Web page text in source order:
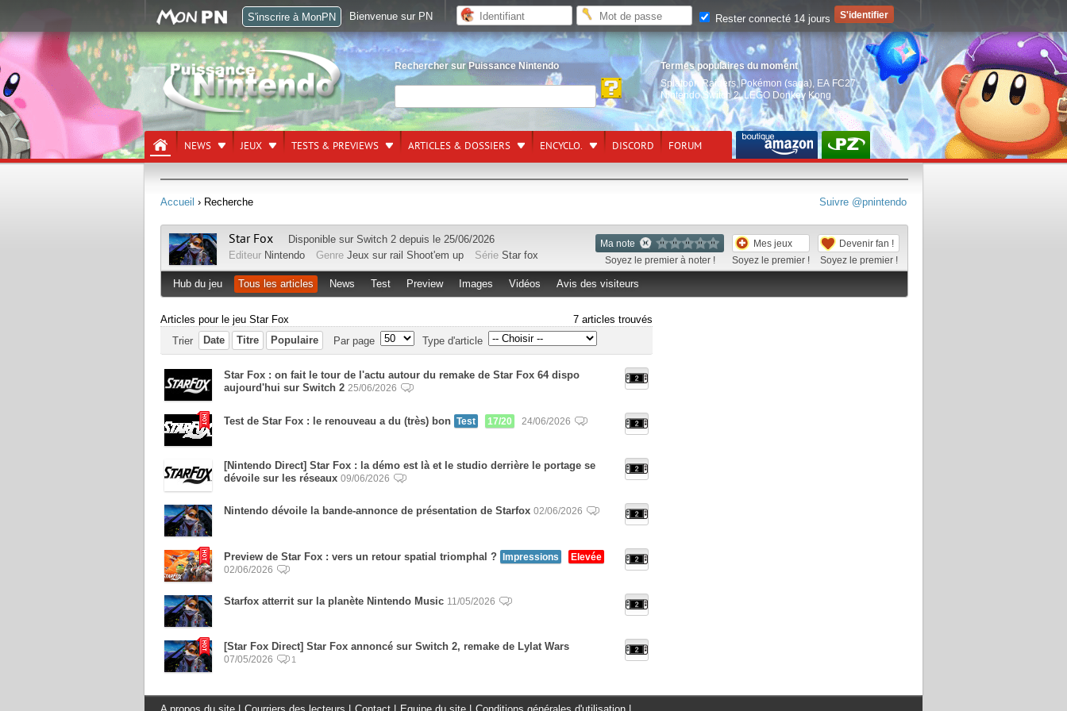
Rechercher sur Puissance Nintendo
Termes populaires du moment
Splatoon Raiders, Pokémon (saga) EA FC27,
Nintendo Switch 2,LEGO Donkey Kong
NEWS JEUX TESTS & PREVIEWS ARTICLES & DOSSIERS ENCYCLO. DISCORD FORUM
Suivre @pnintendo
Accueil › Recherche
Ma note
Soyez le premier à noter !
Mes jeux
Soyez le premier !
Devenir fan !
Soyez le premier !
Star Fox Disponible sur Switch 2 depuis le 25/06/2026
Editeur Nintendo Genre Jeux sur rail Shoot'em up Série Star fox
Hub du jeu Tous les articles News Test Preview Images Vidéos Avis des visiteurs
Articles pour le jeu Star Fox
7 articles trouvés
Trier
Date Titre Populaire Par page Type d'article
Star Fox : on fait le tour de l'actu autour du remake de Star Fox 64 dispo
aujourd'hui sur Switch 2 25/06/2026
Test de Star Fox : le renouveau a du (très) bon Test 17/20 24/06/2026
[Nintendo Direct] Star Fox : la démo est là et le studio derrière le portage se
dévoile sur les réseaux 09/06/2026
Nintendo dévoile la bande-annonce de présentation de Starfox 02/06/2026
Preview de Star Fox : vers un retour spatial triomphal ? Impressions
Elevée
02/06/2026
Starfox atterrit sur la planète Nintendo Music 11/05/2026
[Star Fox Direct] Star Fox annoncé sur Switch 2, remake de Lylat Wars
07/05/2026 1
S'inscrire à MonPN Bienvenue sur PN Rester connecté 14 jours